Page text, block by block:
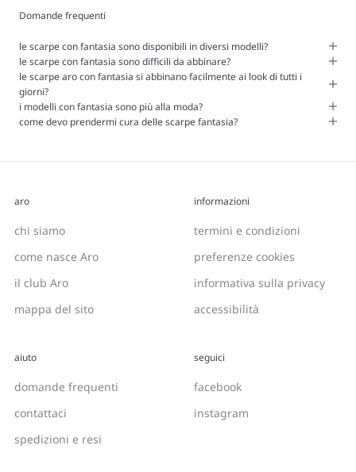
Domande frequenti
le scarpe con fantasia sono disponibili in diversi modelli?
le scarpe con fantasia sono difficili da abbinare?
le scarpe aro con fantasia si abbinano facilmente ai look di tutti i
giorni?
i modelli con fantasia sono più alla moda?
come devo prendermi cura delle scarpe fantasia?
aro
chi siamo
come nasce Aro
il club Aro
mappa del sito
informazioni
termini e condizioni
preferenze cookies
informativa sulla privacy
accessibilità
aiuto
domande frequenti
contattaci
spedizioni e resi
seguici
facebook
instagram